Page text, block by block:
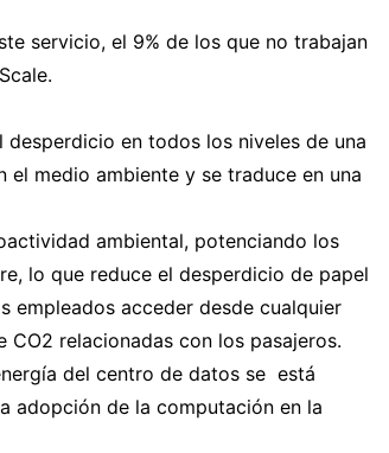
servicio, el 9% de los que no trabajan
en todos los niveles de una
el medio ambiente y se traduce en una
ambiental, potenciando los
lo que reduce el desperdicio de papel
empleados acceder desde cualquier
CO2 relacionadas con los pasajeros.
del centro de datos se está
adopción de la computación en la